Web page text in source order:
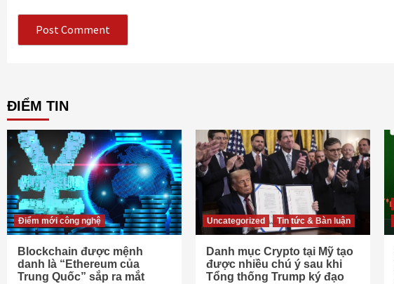
ĐIỂM TIN
Điểm mới công nghệ
Blockchain được mệnh
danh là “Ethereum của
Trung Quốc” sắp ra mắt
Uncategorized Tin tức & Bàn luận
Danh mục Crypto tại Mỹ tạo
được nhiều chú ý sau khi
Tổng thống Trump ký đạo